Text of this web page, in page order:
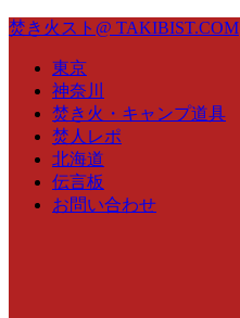
焚き火スト@ TAKIBIST.COM
東京
神奈川
焚き火・キャンプ道具
焚人レポ
北海道
伝言板
お問い合わせ